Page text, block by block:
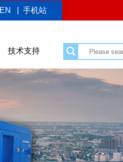
EN 手机站
技术支持